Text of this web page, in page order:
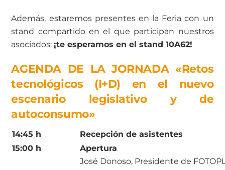
Además, estaremos presentes en la Feria con un
stand compartido en el que participan nuestros
asociados:¡te esperamos en el stand 10A62!
AGENDA DE LA JORNADA «Retos
tecnológicos (I+D) en el nuevo
escenario legislativo y de
autoconsumo»
14:45 h
Recepción de asistentes
15:00 h
Apertura
José Donoso, Presidente de